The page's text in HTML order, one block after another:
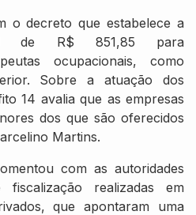
o decreto que estabelece a
de R$ 851,85 para
ocupacionais, como
Sobre a atuação dos
14 avalia que as empresas
dos que são oferecidos
Martins.
com as autoridades
realizadas em
que apontaram uma